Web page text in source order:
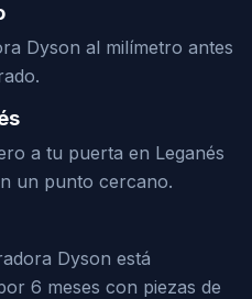
Dyson al milímetro antes
a tu puerta en Leganés
un punto cercano.
Dyson está
6 meses con piezas de